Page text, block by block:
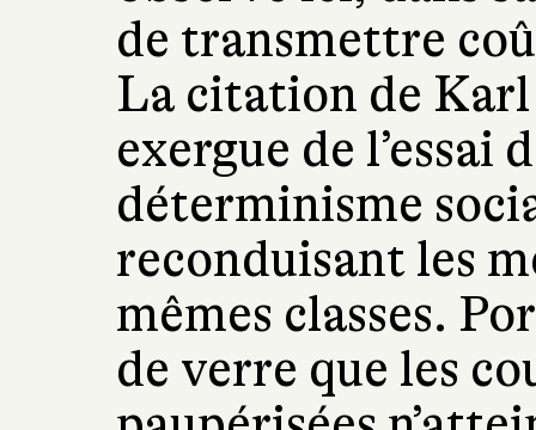
de transmettre
La citation de
exergue de l’essai
déterminisme
reconduisant les
mêmes classes.
de verre que les